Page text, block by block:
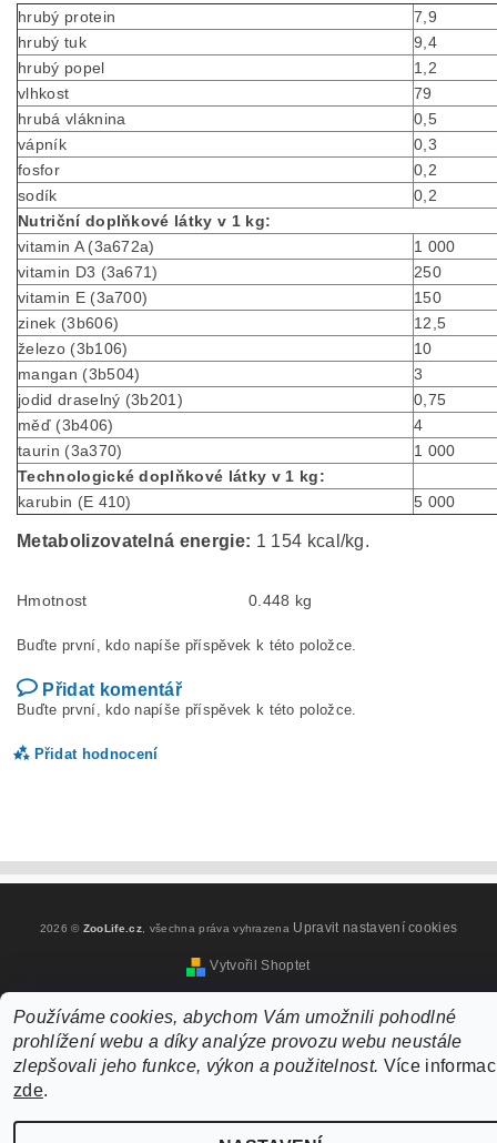
hrubý protein
7,9
hrubý tuk
9,4
hrubý popel
1,2
vlhkost
79
hrubá vláknina
0,5
vápník
0,3
fosfor
0,2
sodík
0,2
Nutriční doplňkové látky v 1 kg:
vitamin A (3a672a)
1 000
vitamin D3 (3a671)
250
vitamin E (3a700)
150
zinek (3b606)
12,5
železo (3b106)
10
mangan (3b504)
3
jodid draselný (3b201)
0,75
měď (3b406)
4
taurin (3a370)
1 000
Technologické doplňkové látky v 1 kg:
karubin (E 410)
5 000
Metabolizovatelná energie: 1 154 kcal/kg.
Hmotnost 0.448 kg
Buďte první, kdo napíše příspěvek k této položce.
Přidat komentář
Buďte první, kdo napíše příspěvek k této položce.
Přidat hodnocení
Vložením hodnocení souhlasíte s
2026 © ZooLife.cz , všechna práva vyhrazena Upravit nastavení cookies
Vytvořil Shoptet
Používáme cookies, abychom Vám umožnili pohodlné
prohlížení webu a díky analýze provozu webu neustále
zlepšovali jeho funkce, výkon a použitelnost. Více
zde.